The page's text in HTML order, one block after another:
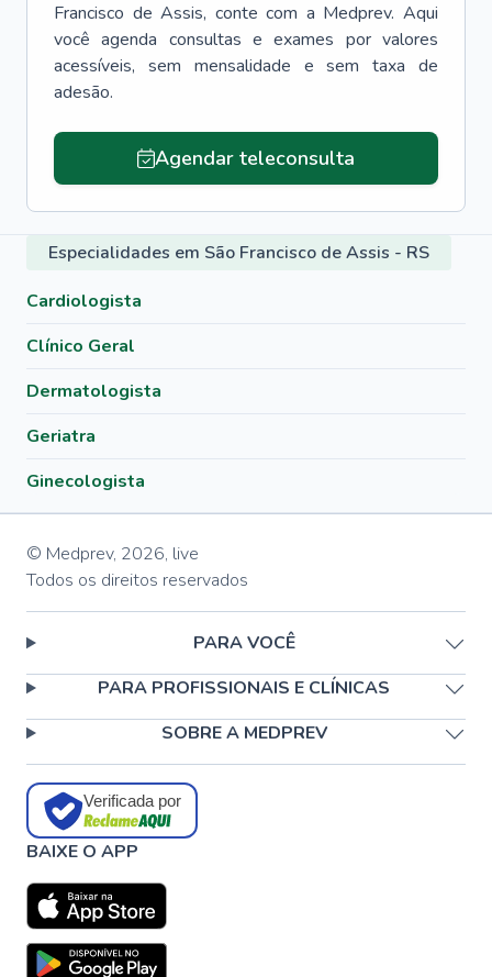
Francisco de Assis, conte com a Medprev. Aqui
você agenda consultas e exames por valores
acessíveis, sem mensalidade e sem taxa de
adesão.
Agendar teleconsulta
Especialidades em São Francisco de Assis - RS
Cardiologista
Clínico Geral
Dermatologista
Geriatra
Ginecologista
© Medprev, 2026, live
Todos os direitos reservados
PARA VOCÊ
PARA PROFISSIONAIS E CLÍNICAS
SOBRE A MEDPREV
Verificada por
BAIXE O APP